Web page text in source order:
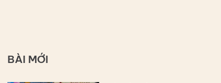
BÀI MỚI